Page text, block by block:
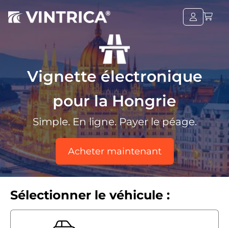
Vignette électronique
pour la Hongrie
Simple. En ligne. Payer le péage.
Acheter maintenant
Sélectionner le véhicule :